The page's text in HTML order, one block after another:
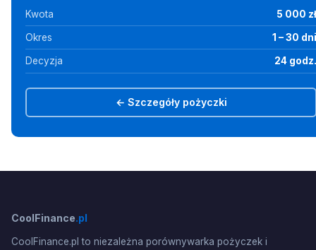
Kwota 5 000 zł
Okres 1 – 30 dni
Decyzja 24 godz.
← Szczegóły pożyczki
CoolFinance.pl
CoolFinance.pl to niezależna porównywarka pożyczek i